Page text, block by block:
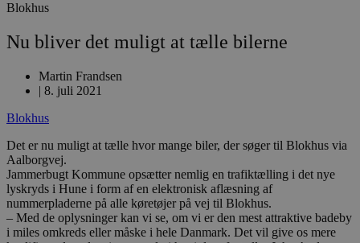
Blokhus
Nu bliver det muligt at tælle bilerne
Martin Frandsen
| 8. juli 2021
Blokhus
Det er nu muligt at tælle hvor mange biler, der søger til Blokhus via
Aalborgvej.
Jammerbugt Kommune opsætter nemlig en trafiktælling i det nye
lyskryds i Hune i form af en elektronisk aflæsning af
nummerpladerne på alle køretøjer på vej til Blokhus.
– Med de oplysninger kan vi se, om vi er den mest attraktive badeby
i miles omkreds eller måske i hele Danmark. Det vil give os mere